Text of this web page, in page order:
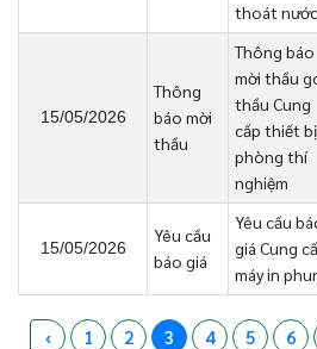
thoát nước
15/05/2026
Thông
báo mời
thầu
Thông báo
mời thầu
thầu Cung
cấp thiết bị
phòng thí
nghiệm
15/05/2026
Yêu cầu
báo giá
Yêu cầu
giá Cung
máy in
‹ 1 2 3 4 5 6